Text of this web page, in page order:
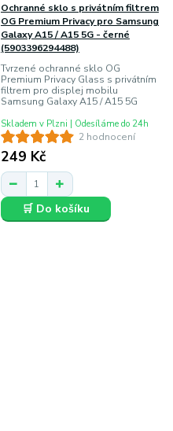
2 hodnocení
Ochranné sklo s privátním filtrem
OG Premium Privacy pro Samsung
Galaxy A15 / A15 5G - černé
(5903396294488)
Tvrzené ochranné sklo OG
Premium Privacy Glass s privátním
filtrem pro displej mobilu
Samsung Galaxy A15 / A15 5G
249 Kč
Skladem v Plzni | Odesíláme do 24h
🛒 Do košíku